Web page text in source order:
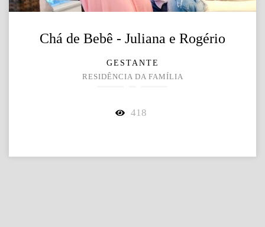
Chá de Bebê - Juliana e Rogério
GESTANTE
RESIDÊNCIA DA FAMÍLIA
418